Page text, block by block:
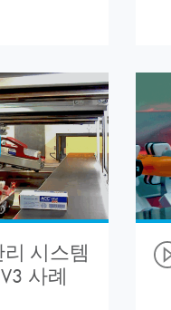
시스템
사례